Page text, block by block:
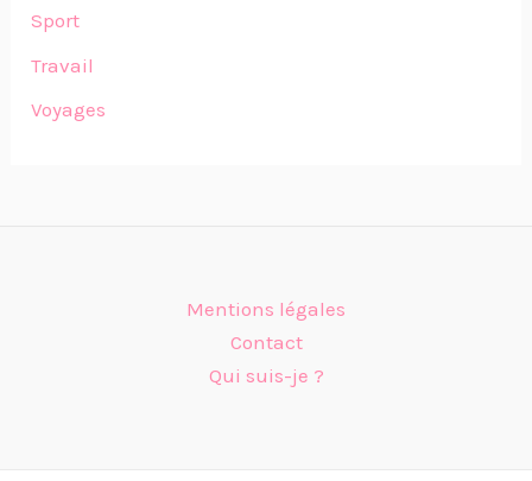
Sport
Travail
Voyages
Mentions légales
Contact
Qui suis-je ?